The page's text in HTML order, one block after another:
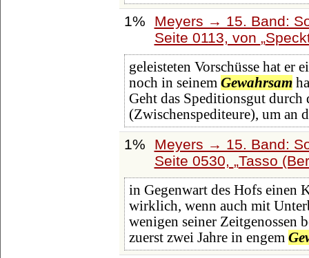
1%
Meyers → 15. Band:
Seite 0113, von
geleisteten Vorschüsse hat er
noch in seinem Gewahrsam
Geht das Speditionsgut durch
(Zwischenspediteure), um an
1%
Meyers → 15. Band:
Seite 0530,
Tasso
in Gegenwart des Hofs einen
wirklich, wenn auch mit
wenigen seiner Zeitgenossen
zuerst zwei Jahre in engem